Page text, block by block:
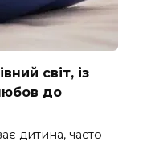
світ, із
до
дитина, часто